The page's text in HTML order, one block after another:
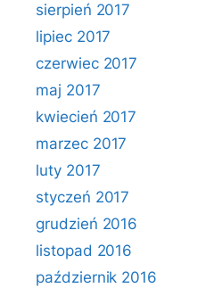
sierpień 2017
lipiec 2017
czerwiec 2017
maj 2017
kwiecień 2017
marzec 2017
luty 2017
styczeń 2017
grudzień 2016
listopad 2016
październik 2016